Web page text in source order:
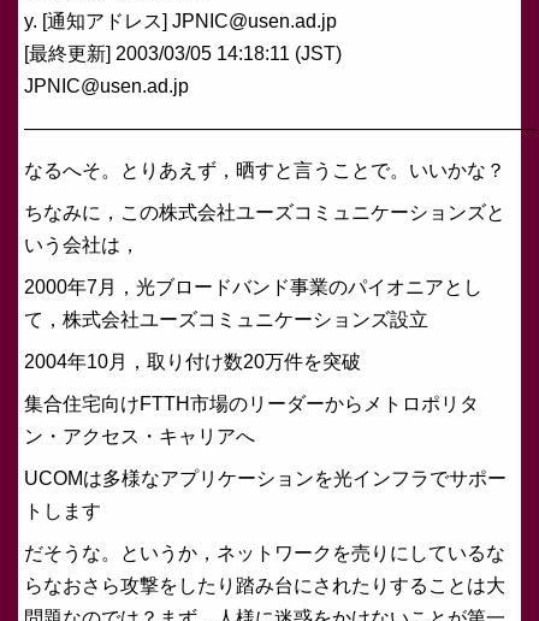
y. [通知アドレス] JPNIC@usen.ad.jp
[最終更新] 2003/03/05 14:18:11 (JST)
JPNIC@usen.ad.jp
——————————————————————————–
なるへそ。とりあえず，晒すと言うことで。いいかな？
ちなみに，この株式会社ユーズコミュニケーションズと
いう会社は，
2000年7月，光ブロードバンド事業のパイオニアとし
て，株式会社ユーズコミュニケーションズ設立
2004年10月，取り付け数20万件を突破
集合住宅向けFTTH市場のリーダーからメトロポリタ
ン・アクセス・キャリアへ
UCOMは多様なアプリケーションを光インフラでサポー
トします
だそうな。というか，ネットワークを売りにしているな
らなおさら攻撃をしたり踏み台にされたりすることは大